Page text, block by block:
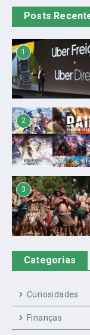
Posts
1
2
3
Categorias
Curiosidades
Finanças